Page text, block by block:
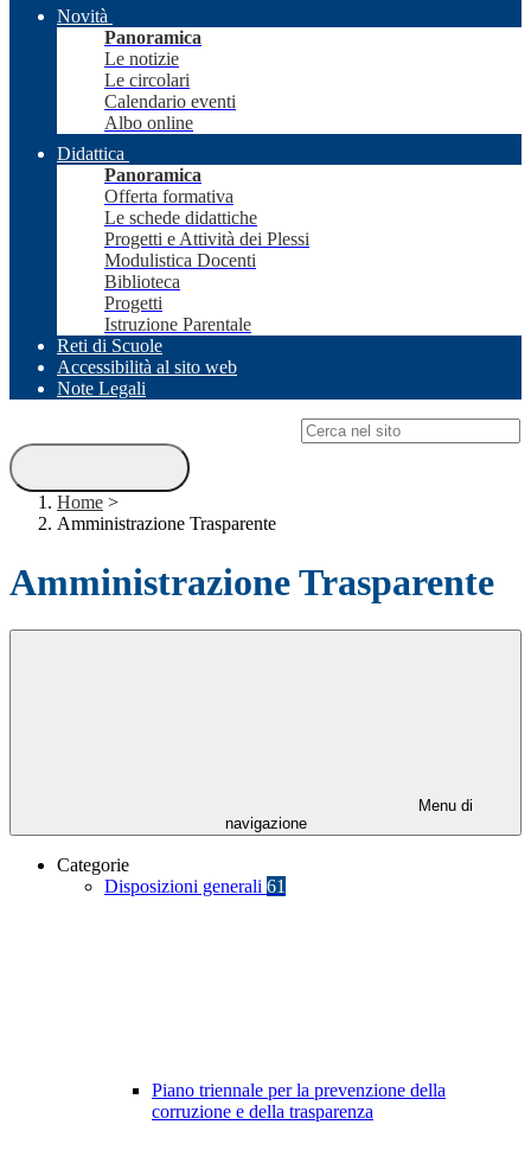
Novità
Panoramica
Le notizie
Le circolari
Calendario eventi
Albo online
Didattica
Panoramica
Offerta formativa
Le schede didattiche
Progetti e Attività dei Plessi
Modulistica Docenti
Biblioteca
Progetti
Istruzione Parentale
Reti di Scuole
Accessibilità al sito web
Note Legali
Home >
Amministrazione Trasparente
Amministrazione Trasparente
Menu di
navigazione
Categorie
Disposizioni generali 61
Piano triennale per la prevenzione della
corruzione e della trasparenza